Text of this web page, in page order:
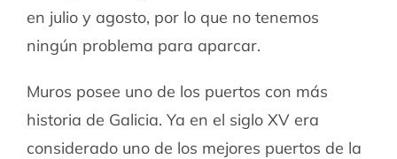
en julio y agosto, por lo que no tenemos
ningún problema para aparcar.
Muros posee uno de los puertos con más
historia de Galicia. Ya en el siglo XV era
considerado uno de los mejores puertos de la